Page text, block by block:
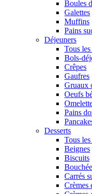
Boules
Galettes
Muffins
Pains
Déjeuners
Tous
Bols-
Crêpes
Gaufres
Gruaux
Oeufs
Pains
Desserts
Tous les
Beignes
Biscuits
Carrés
Crèmes